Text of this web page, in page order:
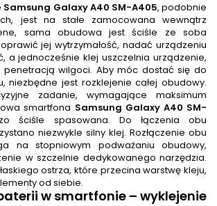
Samsung Galaxy A40 SM-A405, podobnie
jest na stałe zamocowana wewnątrz
sama obudowa jest ściśle ze soba
jej wytrzymałość, nadać urządzeniu
a jednocześnie klej uszczelnia urządzenie,
wilgoci. Aby móc dostać się do
niezbędne jest rozklejenie całej obudowy.
zadanie, wymagające maksimum
smartfona Samsung Galaxy A40 SM-
ściśle spasowana. Do łączenia obu
niezwykle silny klej. Rozłączenie obu
na stopniowym podważaniu obudowy,
w szczelnie dedykowanego narzędzia.
ostrza, które przecina warstwę kleju,
od siebie.
w smartfonie – wyklejenie